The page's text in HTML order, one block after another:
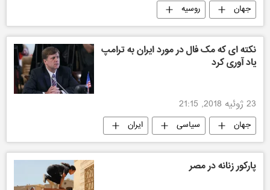
جهان روسیه
نکته ای که مک فال در مورد ایران به ترامپ
یاد آوری کرد
23 ژوئیه 2018, 21:15
جهان سیاسی ایران
پارکور زنانه در مصر